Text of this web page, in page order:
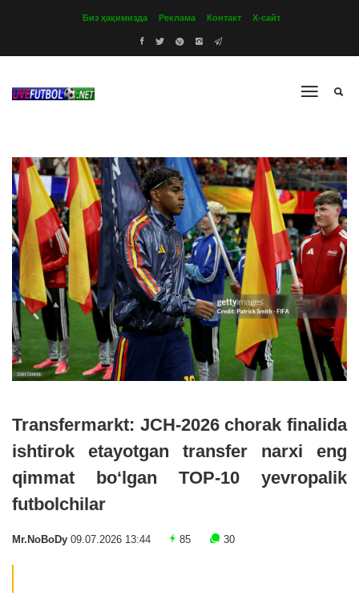
Биз ҳақимизда Реклама Контакт Х-сайт
Transfermarkt: JCH-2026 chorak finalida
ishtirok etayotgan transfer narxi eng
qimmat bo‘lgan TOP-10 yevropalik
futbolchilar
Mr.NoBoDy 09.07.2026 13:44 85 30